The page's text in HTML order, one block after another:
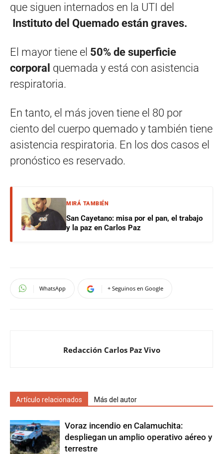
que siguen internados en la UTI del
Instituto del Quemado están graves.
El mayor tiene el 50% de superficie
corporal quemada y está con asistencia
respiratoria.
En tanto, el más joven tiene el 80 por
ciento del cuerpo quemado y también tiene
asistencia respiratoria. En los dos casos el
pronóstico es reservado.
MIRÁ TAMBIÉN
San Cayetano: misa por el pan, el trabajo
y la paz en Carlos Paz
WhatsApp + Seguinos en Google
Redacción Carlos Paz Vivo
Artículo relacionados Más del autor
Voraz incendio en Calamuchita:
despliegan un amplio operativo aéreo y
terrestre